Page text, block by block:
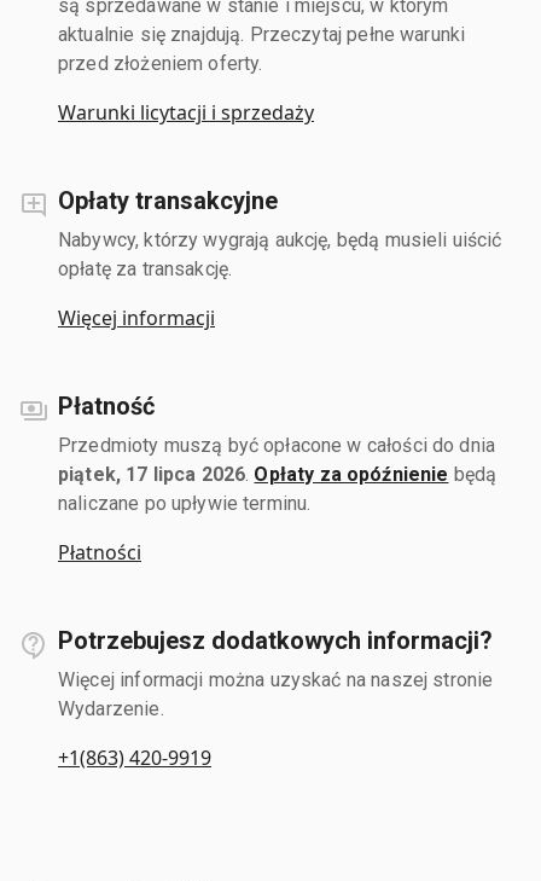
są sprzedawane w stanie i miejscu, w którym
aktualnie się znajdują. Przeczytaj pełne warunki
przed złożeniem oferty.
Warunki licytacji i sprzedaży
Opłaty transakcyjne
Nabywcy, którzy wygrają aukcję, będą musieli uiścić
opłatę za transakcję.
Więcej informacji
Płatność
Przedmioty muszą być opłacone w całości do dnia
piątek, 17 lipca 2026 Opłaty za opóźnienie będą
naliczane po upływie terminu.
Płatności
Potrzebujesz dodatkowych informacji?
Więcej informacji można uzyskać na naszej stronie
Wydarzenie.
+1(863) 420-9919